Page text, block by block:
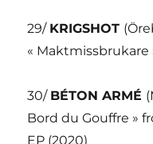
29/ KRIGSHOT
« Maktmissbrukare
30/ BÉTON ARMÉ
Bord du Gouffre »
EP (2020)